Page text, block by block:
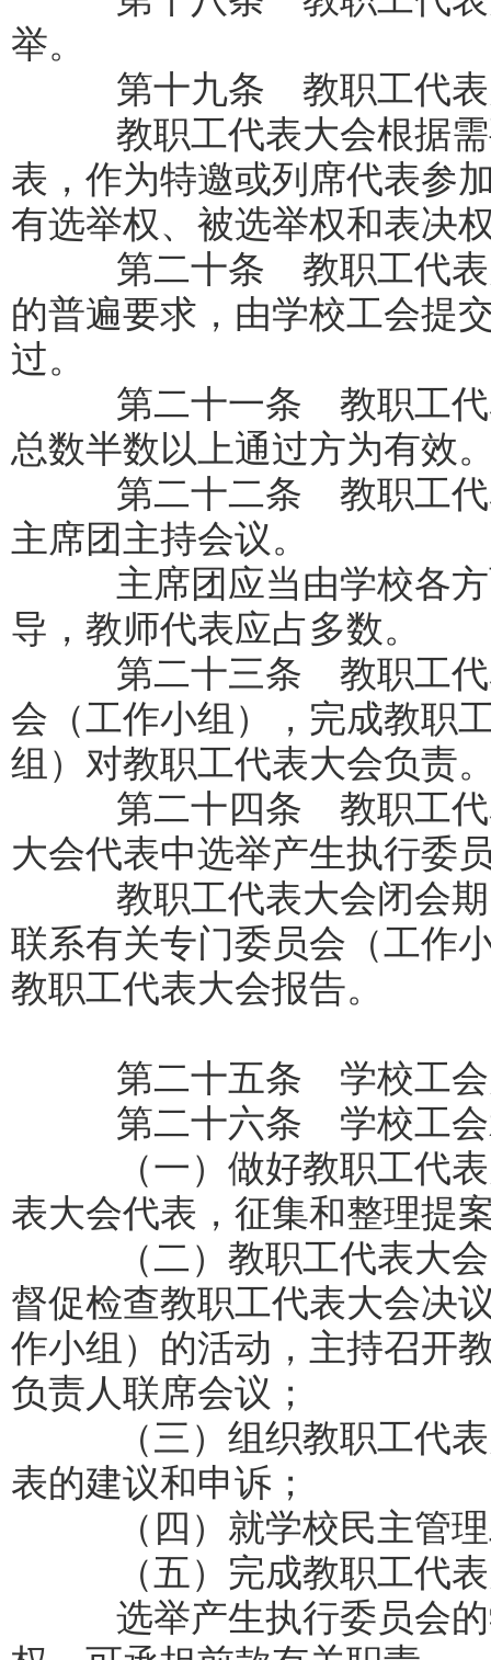
举。
第十九条 教职工代表
教职工代表大会根据需
表，作为特邀或列席代表参
有选举权、被选举权和表决
第二十条 教职工代表大
的普遍要求，由学校工会提
过。
第二十一条 教职工代表
总数半数以上通过方为有效
第二十二条 教职工代表
主席团主持会议。
主席团应当由学校各方
导，教师代表应占多数。
第二十三条 教职工代表
会（工作小组），完成教职
组）对教职工代表大会负责
第二十四条 教职工代表
大会代表中选举产生执行委
教职工代表大会闭会期
联系有关专门委员会（工作
教职工代表大会报告。
第二十五条 学校工会
第二十六条 学校工会承
（一）做好教职工代表
表大会代表，征集和整理提
（二）教职工代表大会
督促检查教职工代表大会决
作小组）的活动，主持召开
负责人联席会议；
（三）组织教职工代表
表的建议和申诉；
（四）就学校民主管理
（五）完成教职工代表
选举产生执行委员会的